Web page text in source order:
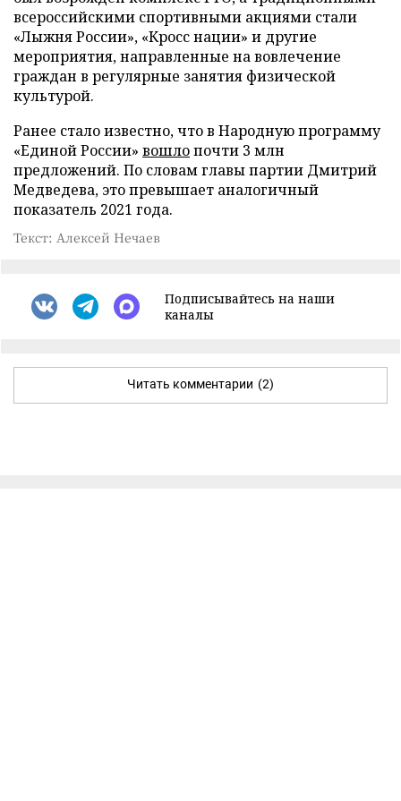
всероссийскими спортивными акциями стали
«Лыжня России», «Кросс нации» и другие
мероприятия, направленные на вовлечение
граждан в регулярные занятия физической
культурой.
Ранее стало известно, что в Народную программу
«Единой России» вошлопочти 3 млн
предложений. По словам главы партии Дмитрий
Медведева, это превышает аналогичный
показатель 2021 года.
Текст: Алексей Нечаев
Подписывайтесь на наши
каналы
Читать комментарии (2)